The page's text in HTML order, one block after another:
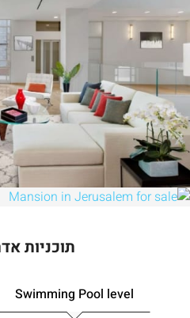
תוכניות
Swimming Pool level